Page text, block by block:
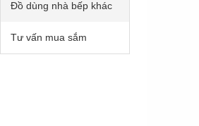
Đồ dùng nhà bếp khác
Tư vấn mua sắm